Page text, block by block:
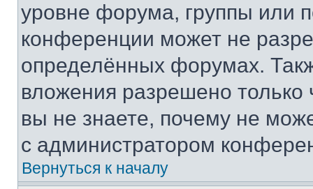
уровне форума, группы или
конференции может не
определённых форумах.
вложения разрешено
вы не знаете, почему не
с администратором
Вернуться к началу